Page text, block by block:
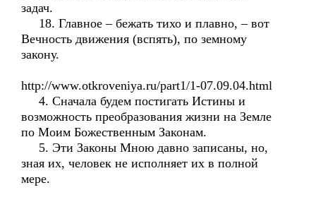
задач.
18. Главное – бежать тихо и плавно, – вот
Вечность движения (вспять), по земному
закону.
http://www.otkroveniya.ru/part1/1-07.09.04.html
4. Сначала будем постигать Истины и
возможность преобразования жизни на Земле
по Моим Божественным Законам.
5. Эти Законы Мною давно записаны, но,
зная их, человек не исполняет их в полной
мере.